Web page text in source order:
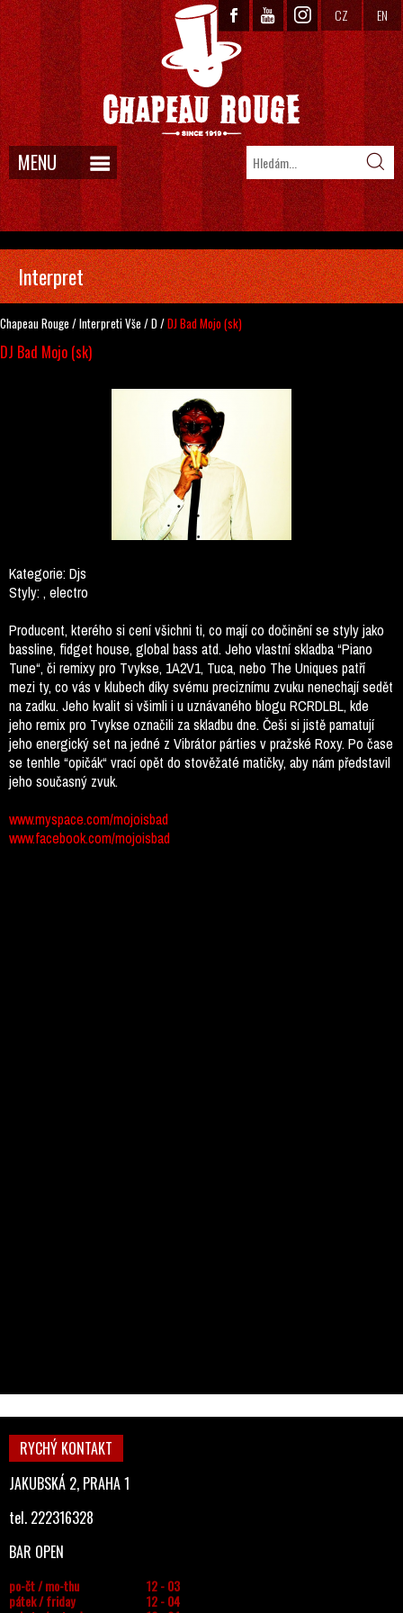
CZ EN
MENU
Interpret
Chapeau Rouge /InterpretiVše /D/DJ Bad Mojo (sk)
DJ Bad Mojo (sk)
Kategorie:Djs
Styly:, electro
Producent, kterého si cení všichni ti, co mají co dočinění se styly jako
bassline, fidget house, global bass atd. Jeho vlastní skladba “Piano
Tune“, či remixy pro Tvykse, 1A2V1, Tuca, nebo The Uniques patří
mezi ty, co vás v klubech díky svému preciznímu zvuku nenechají sedět
na zadku. Jeho kvalit si všimli i u uznávaného blogu RCRDLBL, kde
jeho remix pro Tvykse označili za skladbu dne. Češi si jistě pamatují
jeho energický set na jedné z Vibrátor párties v pražské Roxy. Po čase
se tenhle “opičák“ vrací opět do stověžaté matičky, aby nám představil
jeho současný zvuk.
www.myspace.com/mojoisbad
www.facebook.com/mojoisbad
RYCHÝ KONTAKT
JAKUBSKÁ 2, PRAHA 1
tel. 222316328
BAR OPEN
po-čt / mo-thu
12 - 03
pátek / friday
12 - 04